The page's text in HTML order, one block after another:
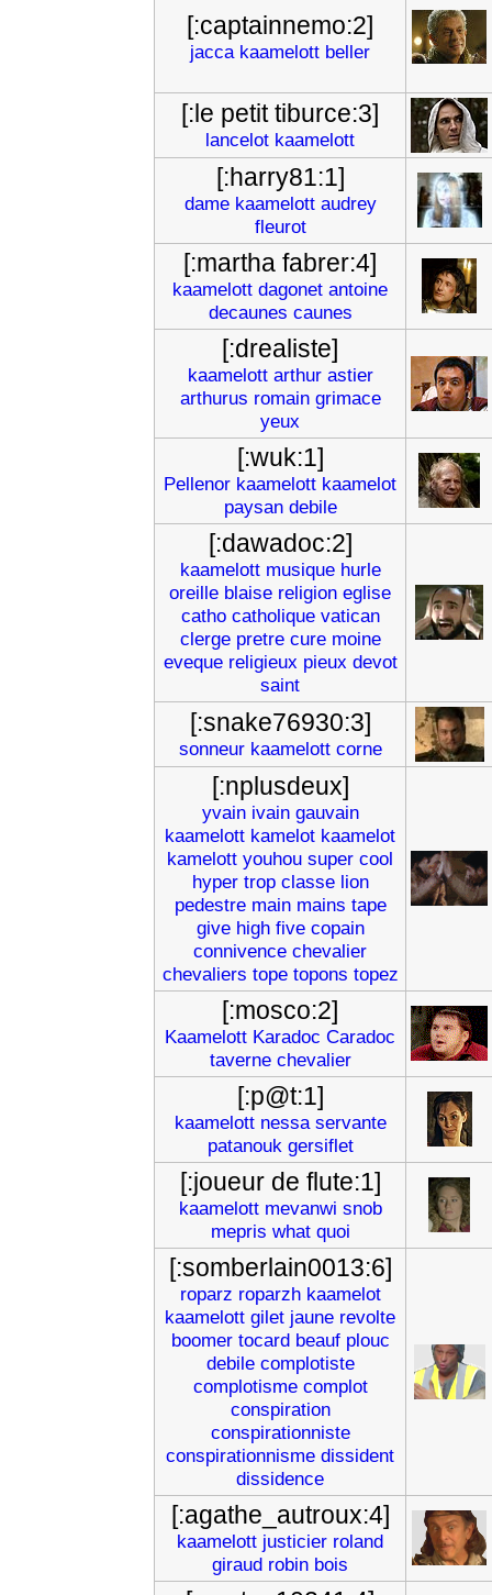
[:captainnemo:2]
jacca kaamelott beller
[:le petit tiburce:3]
lancelot kaamelott
[:harry81:1]
dame kaamelott audrey
fleurot
[:martha fabrer:4]
kaamelott dagonet antoine
decaunes caunes
[:drealiste]
kaamelott arthur astier
arthurus romain grimace
yeux
[:wuk:1]
Pellenor kaamelott kaamelot
paysan debile
[:dawadoc:2]
kaamelott musique hurle
oreille blaise religion eglise
catho catholique vatican
clerge pretre cure moine
eveque religieux pieux devot
saint
[:snake76930:3]
sonneur kaamelott corne
[:nplusdeux]
yvain ivain gauvain
kaamelott kamelot kaamelot
kamelott youhou super cool
hyper trop classe lion
pedestre main mains tape
give high five copain
connivence chevalier
chevaliers tope topons topez
[:mosco:2]
Kaamelott Karadoc Caradoc
taverne chevalier
[:p@t:1]
kaamelott nessa servante
patanouk gersiflet
[:joueur de flute:1]
kaamelott mevanwi snob
mepris what quoi
[:somberlain0013:6]
roparz roparzh kaamelot
kaamelott gilet jaune revolte
boomer tocard beauf plouc
debile complotiste
complotisme complot
conspiration
conspirationniste
conspirationnisme dissident
dissidence
[:agathe_autroux:4]
kaamelott justicier roland
giraud robin bois